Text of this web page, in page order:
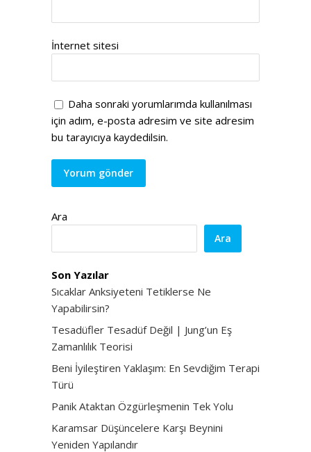
İnternet sitesi
Daha sonraki yorumlarımda kullanılması
için adım, e-posta adresim ve site adresim
bu tarayıcıya kaydedilsin.
Ara
Ara
Son Yazılar
Sıcaklar Anksiyeteni Tetiklerse Ne
Yapabilirsin?
Tesadüfler Tesadüf Değil | Jung’un Eş
Zamanlılık Teorisi
Beni İyileştiren Yaklaşım: En Sevdiğim Terapi
Türü
Panik Ataktan Özgürleşmenin Tek Yolu
Karamsar Düşüncelere Karşı Beynini
Yeniden Yapılandır